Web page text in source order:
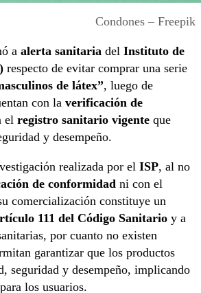
Condones – Freepik
a alerta sanitaria del Instituto de
respecto de evitar comprar una serie
de látex”, luego de
con la verificación de
el registro sanitario vigente que
y desempeño.
realizada por el ISP, al no
de conformidad ni con el
comercialización constituye un
111 del Código Sanitario y a
por cuanto no existen
garantizar que los productos
seguridad y desempeño, implicando
para los usuarios.